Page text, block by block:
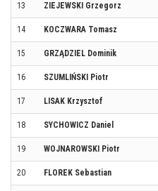
13 ZIEJEWSKI Grzegorz
14 KOCZWARA Tomasz
15 GRZĄDZIEL Dominik
16 SZUMLIŃSKI Piotr
17 LISAK Krzysztof
18 SYCHOWICZ Daniel
19 WOJNAROWSKI Piotr
20 FLOREK Sebastian